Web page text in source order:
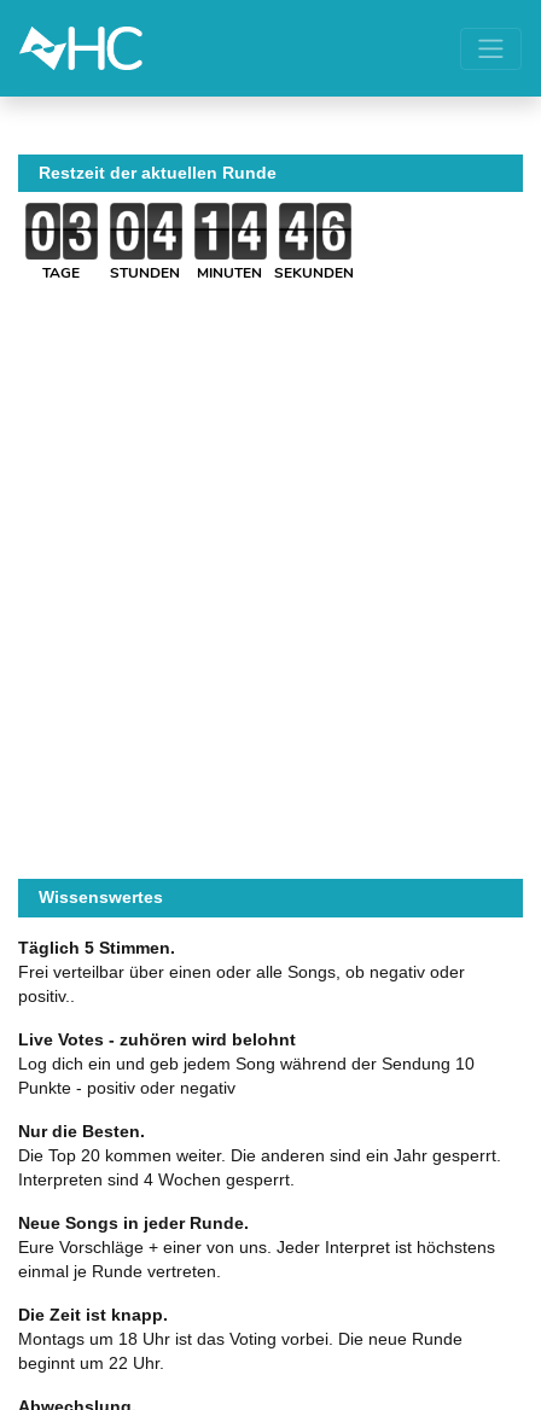
Restzeit der aktuellen Runde
TAGE STUNDEN MINUTEN SEKUNDEN
Wissenswertes
Täglich 5 Stimmen.
Frei verteilbar über einen oder alle Songs, ob negativ oder
positiv..
Live Votes - zuhören wird belohnt
Log dich ein und geb jedem Song während der Sendung 10
Punkte - positiv oder negativ
Nur die Besten.
Die Top 20 kommen weiter. Die anderen sind ein Jahr gesperrt.
Interpreten sind 4 Wochen gesperrt.
Neue Songs in jeder Runde.
Eure Vorschläge + einer von uns. Jeder Interpret ist höchstens
einmal je Runde vertreten.
Die Zeit ist knapp.
Montags um 18 Uhr ist das Voting vorbei. Die neue Runde
beginnt um 22 Uhr.